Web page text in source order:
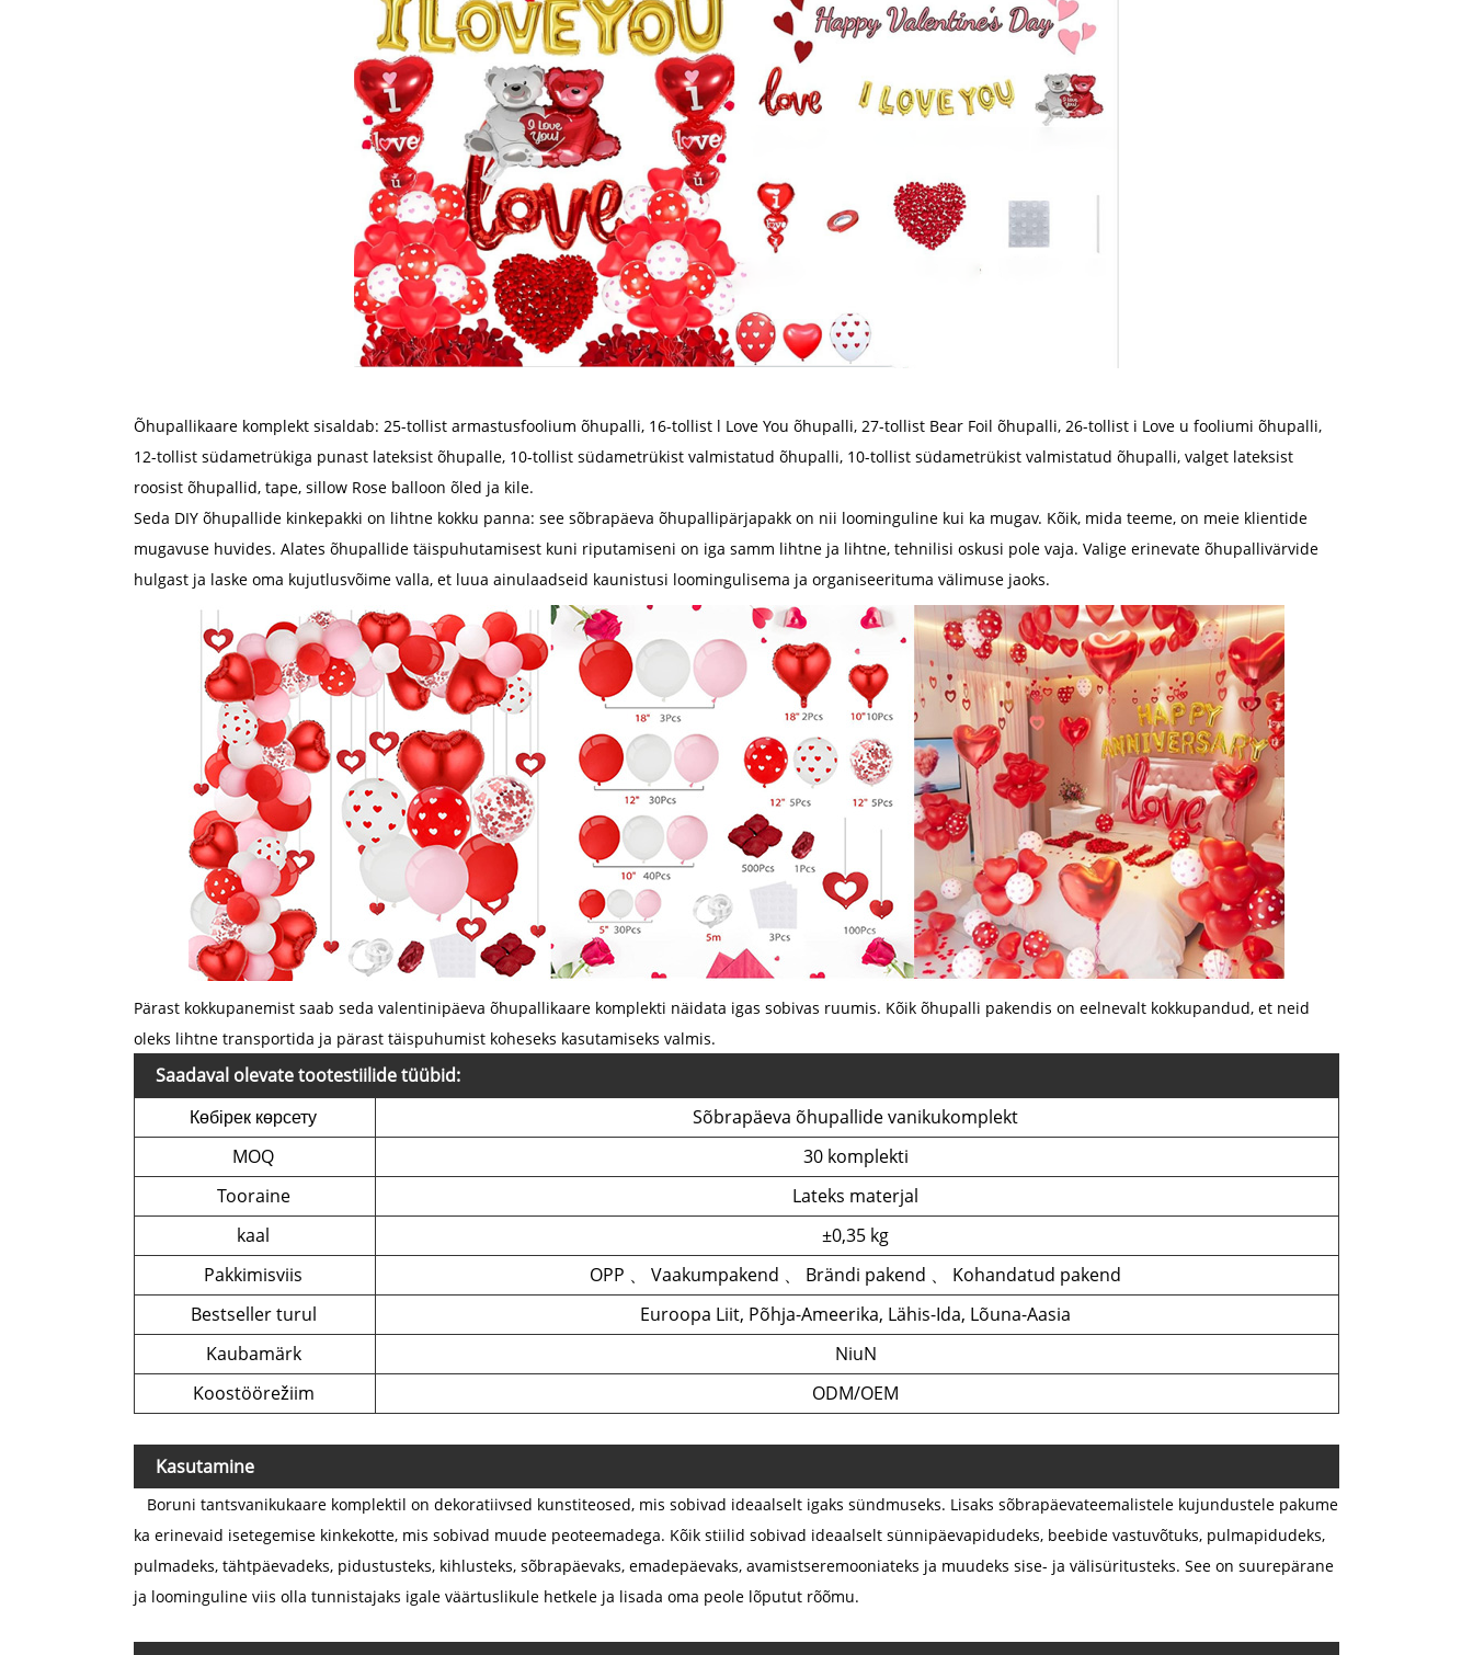
Õhupallikaare komplekt sisaldab: 25-tollist armastusfoolium õhupalli, 16-tollist l Love You õhupalli, 27-tollist Bear Foil õhupalli, 26-tollist i Love u fooliumi õhupalli,
12-tollist südametrükiga punast lateksist õhupalle, 10-tollist südametrükist valmistatud õhupalli, 10-tollist südametrükist valmistatud õhupalli, valget lateksist
roosist õhupallid, tape, sillow Rose balloon õled ja kile.
Seda DIY õhupallide kinkepakki on lihtne kokku panna: see sõbrapäeva õhupallipärjapakk on nii loominguline kui ka mugav. Kõik, mida teeme, on meie klientide
mugavuse huvides. Alates õhupallide täispuhutamisest kuni riputamiseni on iga samm lihtne ja lihtne, tehnilisi oskusi pole vaja. Valige erinevate õhupallivärvide
hulgast ja laske oma kujutlusvõime valla, et luua ainulaadseid kaunistusi loomingulisema ja organiseerituma välimuse jaoks.
Pärast kokkupanemist saab seda valentinipäeva õhupallikaare komplekti näidata igas sobivas ruumis. Kõik õhupalli pakendis on eelnevalt kokkupandud, et neid
oleks lihtne transportida ja pärast täispuhumist koheseks kasutamiseks valmis.
Saadaval olevate tootestiilide tüübid:
Көбірек көрсету
Sõbrapäeva õhupallide vanikukomplekt
MOQ
30 komplekti
Tooraine
Lateks materjal
kaal
±0,35 kg
Pakkimisviis
OPP 、 Vaakumpakend 、 Brändi pakend 、 Kohandatud pakend
Bestseller turul
Euroopa Liit, Põhja-Ameerika, Lähis-Ida, Lõuna-Aasia
Kaubamärk
NiuN
Koostöörežiim
ODM/OEM
Kasutamine
Boruni tantsvanikukaare komplektil on dekoratiivsed kunstiteosed, mis sobivad ideaalselt igaks sündmuseks. Lisaks sõbrapäevateemalistele kujundustele pakume
ka erinevaid isetegemise kinkekotte, mis sobivad muude peoteemadega. Kõik stiilid sobivad ideaalselt sünnipäevapidudeks, beebide vastuvõtuks, pulmapidudeks,
pulmadeks, tähtpäevadeks, pidustusteks, kihlusteks, sõbrapäevaks, emadepäevaks, avamistseremooniateks ja muudeks sise- ja välisüritusteks. See on suurepärane
ja loominguline viis olla tunnistajaks igale väärtuslikule hetkele ja lisada oma peole lõputut rõõmu.